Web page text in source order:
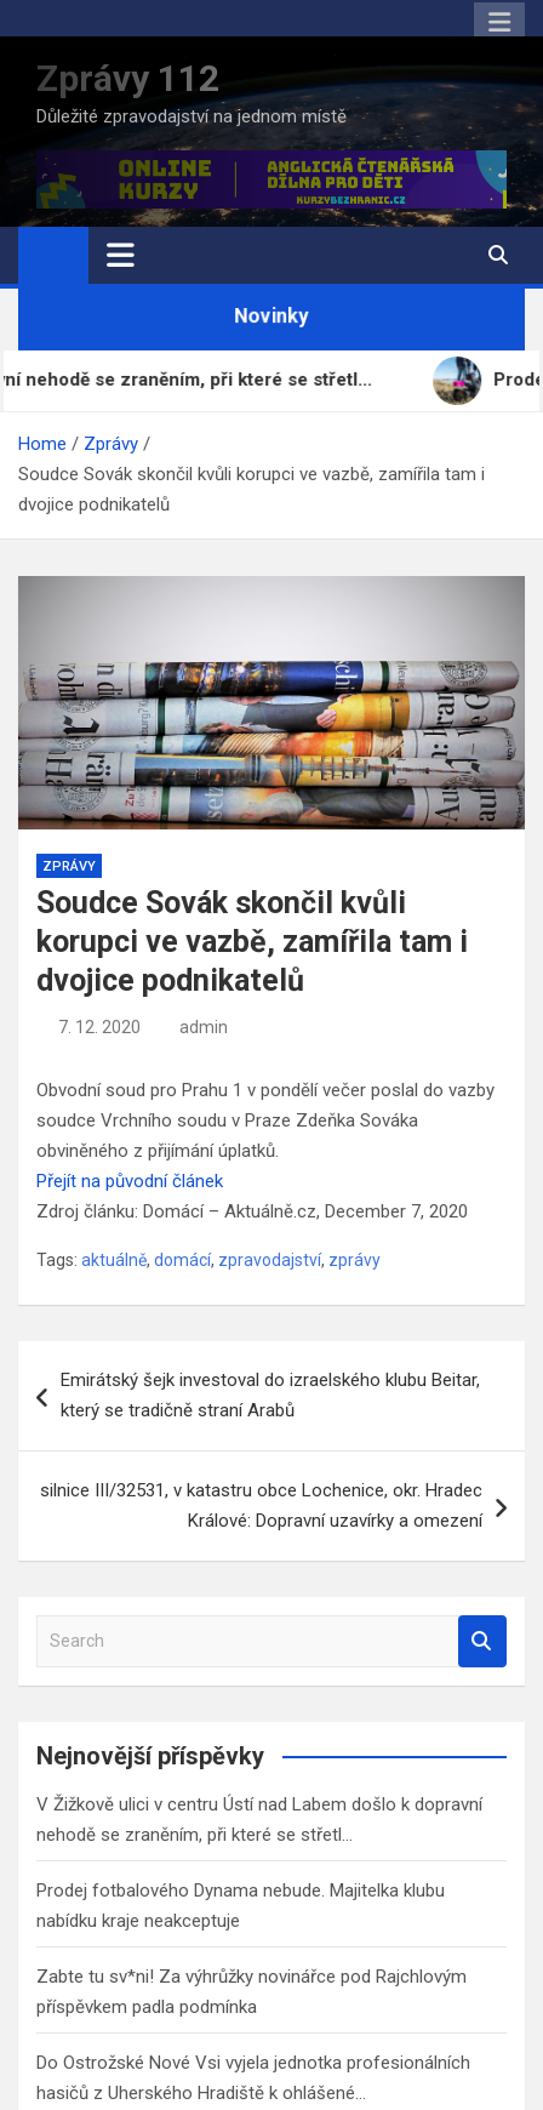
to
contentZprávy 112
Důležité zpravodajství na jednom místě
Novinky
se zraněním, při které se střetl… Prodej
Home
Zprávy
Soudce Sovák skončil kvůli korupci ve vazbě, zamířila tam i
dvojice podnikatelů
ZPRÁVY
Soudce Sovák skončil kvůli
korupci ve vazbě, zamířila tam i
dvojice podnikatelů
7. 12. 2020 admin
Obvodní soud pro Prahu 1 v pondělí večer poslal do vazby
soudce Vrchního soudu v Praze Zdeňka Sováka
obviněného z přijímání úplatků.
Přejít na původní článek
Zdroj článku: Domácí – Aktuálně.cz, December 7, 2020
Tags: aktuálně, domácí, zpravodajství, zprávy
proEmirátský šejk investoval do izraelského klubu Beitar,
který se tradičně straní Arabů
silnice III/32531, v katastru obce Lochenice, okr. Hradec
Králové: Dopravní uzavírky a omezení
a
c
Nejnovější příspěvky
V Žižkově ulici v centru Ústí nad Labem došlo k dopravní
nehodě se zraněním, při které se střetl…
Prodej fotbalového Dynama nebude. Majitelka klubu
nabídku kraje neakceptuje
Zabte tu sv*ni! Za výhrůžky novinářce pod Rajchlovým
příspěvkem padla podmínka
Do Ostrožské Nové Vsi vyjela jednotka profesionálních
hasičů z Uherského Hradiště k ohlášené…